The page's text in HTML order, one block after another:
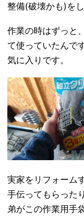
整備(破壊かも)を
作業の時はずっと
て使っていたんで
気に入りです。
実家をリフォーム
手伝ってもらった
弟がこの作業用手